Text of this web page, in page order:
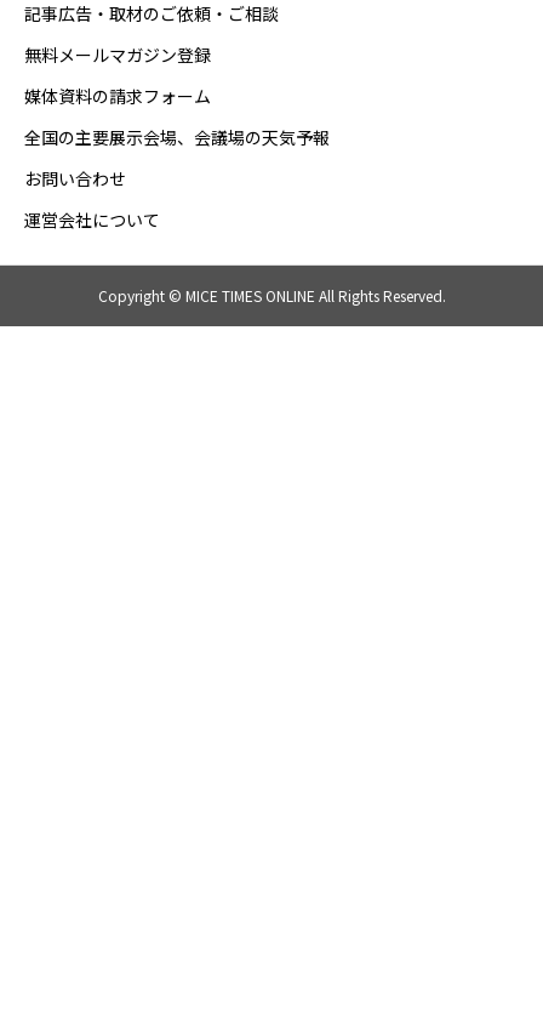
記事広告・取材のご依頼・ご相談
無料メールマガジン登録
媒体資料の請求フォーム
全国の主要展示会場、会議場の天気予報
お問い合わせ
運営会社について
Copyright © MICE TIMES ONLINE All Rights Reserved.